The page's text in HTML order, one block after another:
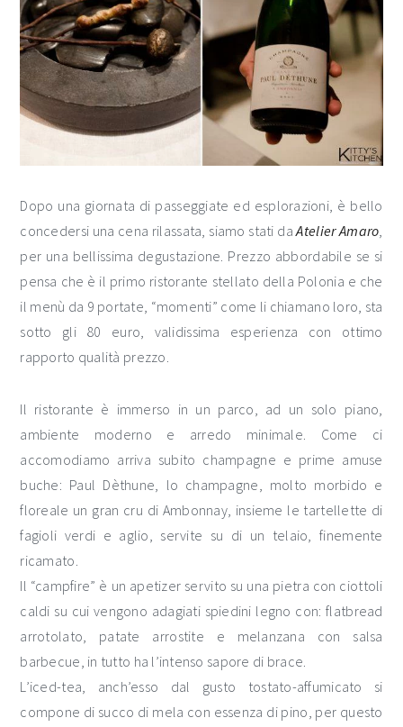
Dopo una giornata di passeggiate ed esplorazioni, è bello
concedersi una cena rilassata, siamo stati daAtelier Amaro,
per una bellissima degustazione. Prezzo abbordabile se si
pensa che è il primo ristorante stellato della Polonia e che
il menù da 9 portate, “momenti” come li chiamano loro, sta
sotto gli 80 euro, validissima esperienza con ottimo
rapporto qualità prezzo.
Il ristorante è immerso in un parco, ad un solo piano,
ambiente moderno e arredo minimale. Come ci
accomodiamo arriva subito champagne e prime amuse
buche: Paul Dèthune, lo champagne, molto morbido e
floreale un gran cru di Ambonnay, insieme le tartellette di
fagioli verdi e aglio, servite su di un telaio, finemente
ricamato.
Il “campfire” è un apetizer servito su una pietra con ciottoli
caldi su cui vengono adagiati spiedini legno con: flatbread
arrotolato, patate arrostite e melanzana con salsa
barbecue, in tutto ha l’intenso sapore di brace.
L’iced-tea, anch’esso dal gusto tostato-affumicato si
compone di succo di mela con essenza di pino, per questo